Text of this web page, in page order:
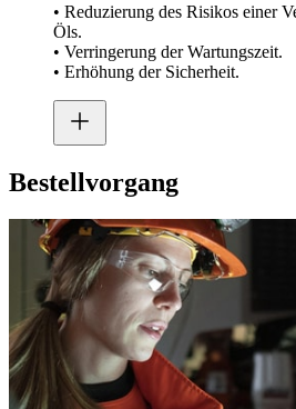
• Reduzierung des Risikos einer
Öls.
• Verringerung der Wartungszeit.
• Erhöhung der Sicherheit.
Bestellvorgang